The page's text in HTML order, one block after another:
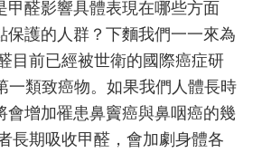
響
範
圍
廣，
以
下
人
甲醛影響具體表現在哪些方面
保護的人群？下麵我們一一來為
目前已經被世衛的國際癌症研
一類致癌物。如果我們人體長時
會增加罹患鼻竇癌與鼻咽癌的幾
長期吸收甲醛，會加劇身體各